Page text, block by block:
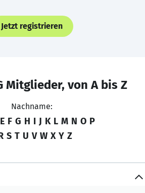
Jetzt registrieren
Mitglieder, von A bis Z
Nachname:
E F G H I J K L M N O P
S T U V W X Y Z